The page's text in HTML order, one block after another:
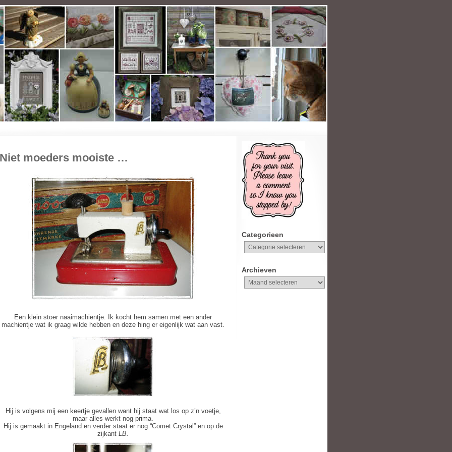
Niet moeders mooiste …
Een klein stoer naaimachientje. Ik kocht hem samen met een ander
machientje wat ik graag wilde hebben en deze hing er eigenlijk wat aan vast.
Hij is volgens mij een keertje gevallen want hij staat wat los op z’n voetje,
maar alles werkt nog prima.
Hij is gemaakt in Engeland en verder staat er nog “Comet Crystal” en op de
zijkant LB.
Categorieen
Categorieen
Archieven
Archieven